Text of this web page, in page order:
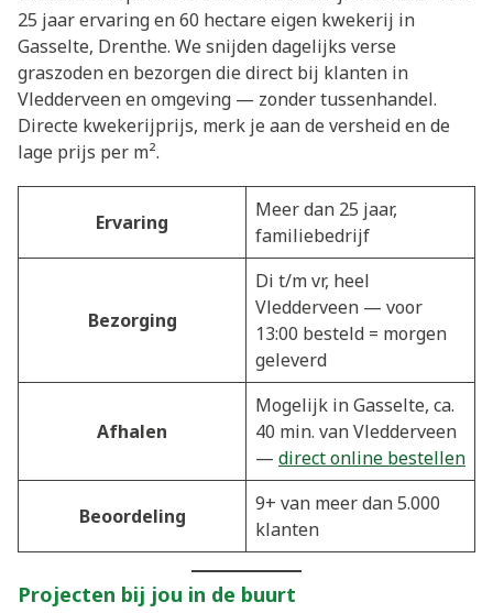
25 jaar ervaring en 60 hectare eigen kwekerij in
Gasselte, Drenthe. We snijden dagelijks verse
graszoden en bezorgen die direct bij klanten in
Vledderveen en omgeving — zonder tussenhandel.
Directe kwekerijprijs, merk je aan de versheid en de
lage prijs per m².
Ervaring
Meer dan 25 jaar,
familiebedrijf
Bezorging
Di t/m vr, heel
Vledderveen — voor
13:00 besteld = morgen
geleverd
Afhalen
Mogelijk in Gasselte, ca.
40 min. van Vledderveen
— direct online bestellen
Beoordeling
9+ van meer dan 5.000
klanten
Projecten bij jou in de buurt